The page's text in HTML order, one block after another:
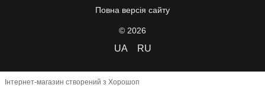
Повна версія сайту
© 2026
UA RU
Інтернет-магазин створений з Хорошоп